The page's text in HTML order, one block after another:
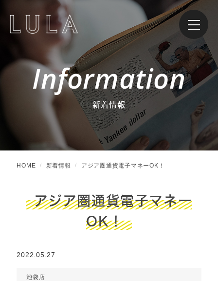
Information
新着情報
HOME 新着情報 アジア圏通貨電子マネーOK！
アジア圏通貨電子マネー
OK！
2022.05.27
池袋店